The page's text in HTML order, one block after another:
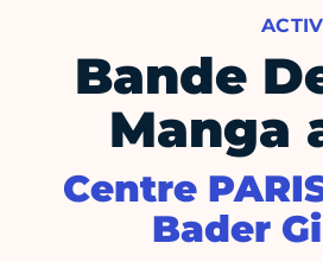
Bande
Manga
Centre
Bader